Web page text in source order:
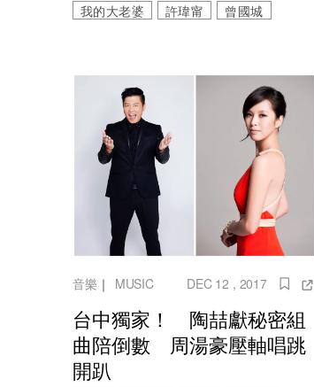
我的大老婆 許瑋甯 曾國城
音樂 ｜ MUSIC DEC 12 , 2017
台中獨家！ 陶喆獻秘密組
曲陪倒數 周湯豪壓軸唱跳
開趴